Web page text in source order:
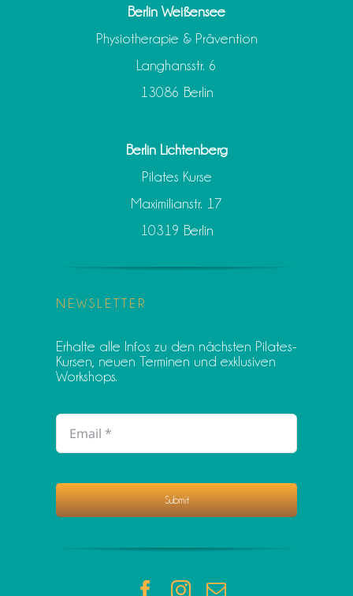
Berlin Weißensee
Physiotherapie & Prävention
Langhansstr. 6
13086 Berlin
Berlin Lichtenberg
Pilates Kurse
Maximilianstr. 17
10319 Berlin
NEWSLETTER
Erhalte alle Infos zu den nächsten Pilates-
Kursen, neuen Terminen und exklusiven
Workshops.
Submit